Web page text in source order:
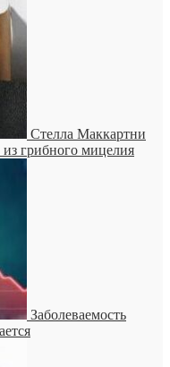
Стелла Маккартни
грибного мицелия
Заболеваемость